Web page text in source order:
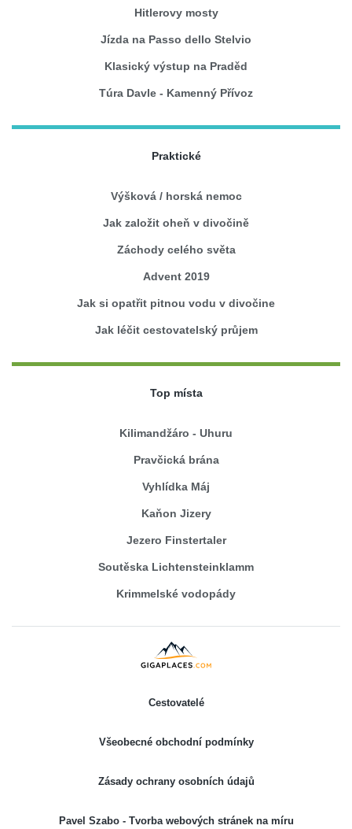
Hitlerovy mosty
Jízda na Passo dello Stelvio
Klasický výstup na Praděd
Túra Davle - Kamenný Přívoz
Praktické
Výšková / horská nemoc
Jak založit oheň v divočině
Záchody celého světa
Advent 2019
Jak si opatřit pitnou vodu v divočine
Jak léčit cestovatelský průjem
Top místa
Kilimandžáro - Uhuru
Pravčická brána
Vyhlídka Máj
Kaňon Jizery
Jezero Finstertaler
Soutěska Lichtensteinklamm
Krimmelské vodopády
Cestovatelé
Všeobecné obchodní podmínky
Zásady ochrany osobních údajů
Pavel Szabo - Tvorba webových stránek na míru